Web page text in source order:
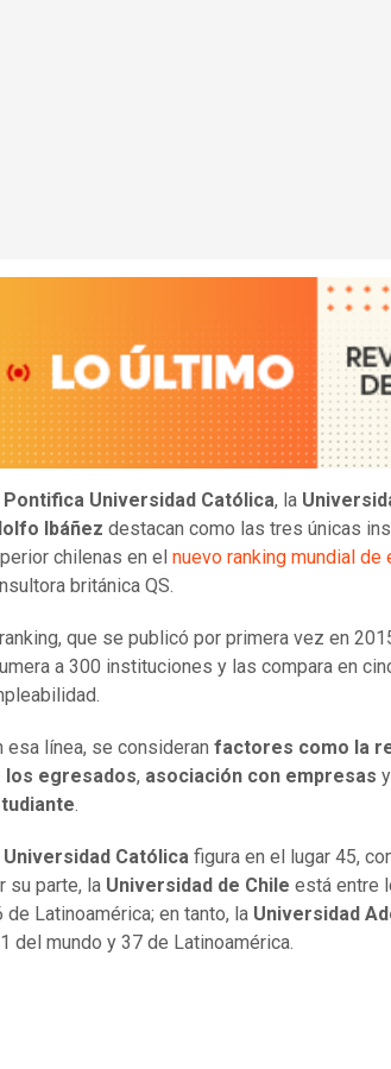
Pontifica Universidad Católica, la
Ibáñez destacan como las tres únicas
chilenas en el nuevo ranking mundial
británica QS.
que se publicó por primera vez en
a 300 instituciones y las compara en
esa línea, se consideran factores como la
los egresados, asociación con empresas y
.
Universidad Católica figura en el lugar 45,
su parte, la Universidad de Chile está entre
de Latinoamérica; en tanto, la Universidad
del mundo y 37 de Latinoamérica.